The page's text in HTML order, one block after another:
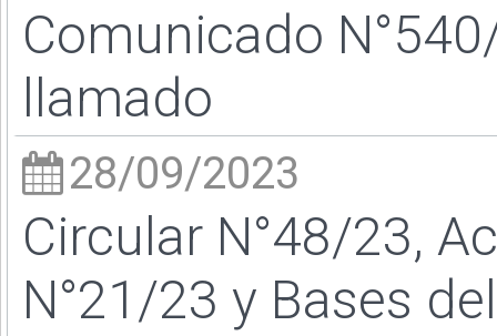
Comunicado
llamado
28/09/2023
Circular N°48/23,
N°21/23 y Bases